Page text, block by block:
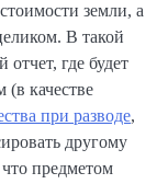
земли, а
В такой
где будет
(в качестве
при разводе,
другому
предметом